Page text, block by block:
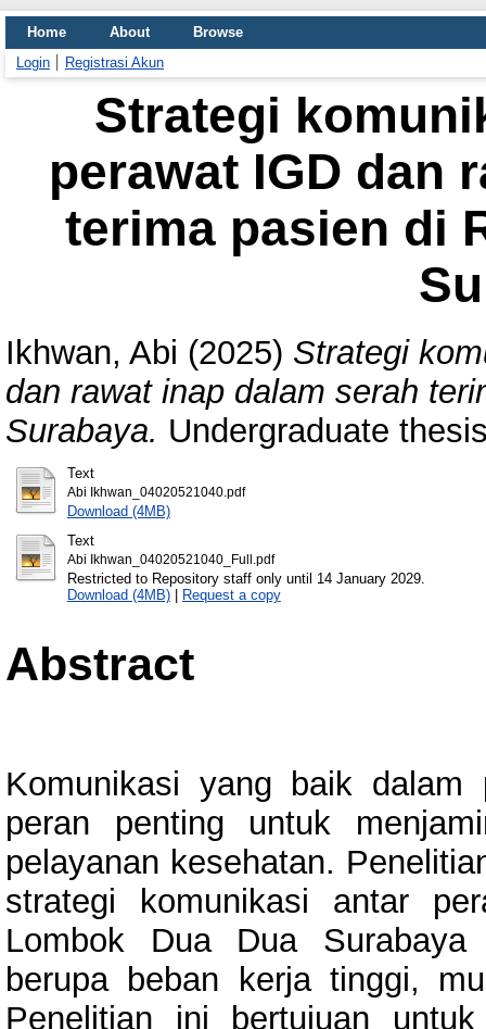
Home About
Browse
Login
Registrasi Akun
Strategi
perawat IGD dan
terima pasien di
Ikhwan, Abi (2025) Strategi
dan rawat inap dalam serah
Surabaya. Undergraduate
Text
Abi Ikhwan_04020521040.pdf
Download (4MB)
Text
Abi Ikhwan_04020521040_Full.pdf
Restricted to Repository staff only until 14 January 2029.
Download (4MB)| Request a copy
Abstract
Komunikasi yang baik
peran penting untuk
pelayanan kesehatan.
strategi komunikasi antar
Lombok Dua Dua
berupa beban kerja tinggi,
Penelitian ini bertujuan